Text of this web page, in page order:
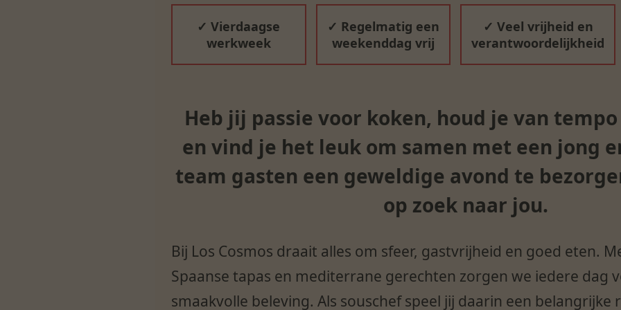
✓ Vierdaagse
werkweek
✓ Regelmatig een
weekenddag vrij
✓ Veel vrijheid en
verantwoordelijkheid
Heb jij passie voor koken, houd je van
en vind je het leuk om samen met een jong
team gasten een geweldige avond te
op zoek naar jou.
Bij Los Cosmos draait alles om sfeer, gastvrijheid en goed eten.
Spaanse tapas en mediterrane gerechten zorgen we iedere dag
smaakvolle beleving. Als souschef speel jij daarin een belangrijke